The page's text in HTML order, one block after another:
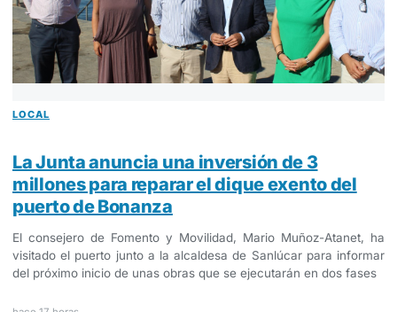
LOCAL
La Junta anuncia una inversión de 3
millones para reparar el dique exento del
puerto de Bonanza
El consejero de Fomento y Movilidad, Mario Muñoz-Atanet, ha
visitado el puerto junto a la alcaldesa de Sanlúcar para informar
del próximo inicio de unas obras que se ejecutarán en dos fases